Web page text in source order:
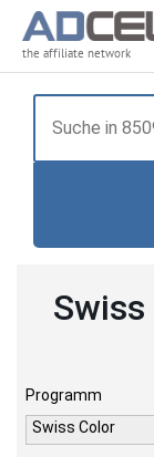
the affiliate network
Programm
Swiss Color